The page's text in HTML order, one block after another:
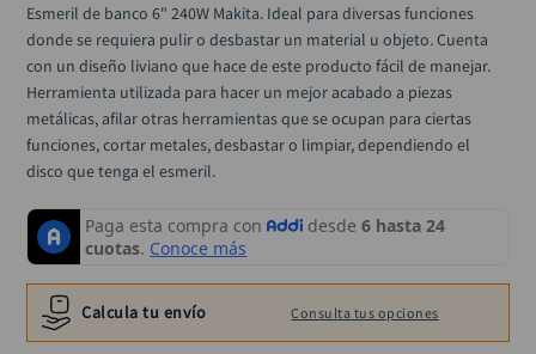
Esmeril de banco 6" 240W Makita. Ideal para diversas funciones
donde se requiera pulir o desbastar un material u objeto. Cuenta
con un diseño liviano que hace de este producto fácil de manejar.
Herramienta utilizada para hacer un mejor acabado a piezas
metálicas, afilar otras herramientas que se ocupan para ciertas
funciones, cortar metales, desbastar o limpiar, dependiendo el
disco que tenga el esmeril.
Calcula tu envío Consulta tus opciones
taladro inalámbrico